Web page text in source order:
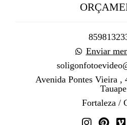
Enviar
Avenida Pontes Vieira ,
Tauape
Fortaleza /